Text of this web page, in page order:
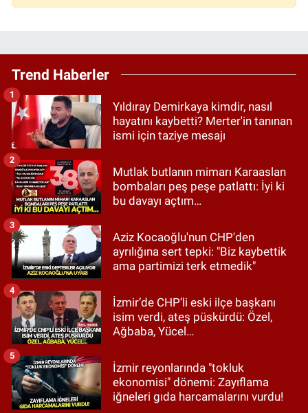
Trend Haberler
Yıldıray Demirkaya kimdir, nasıl
hayatını kaybetti? Merter'in tanınan
ismi için taziye mesajı
1
Mutlak butlanın mimarı Karaaslan
bombaları peş peşe patlattı: İyi ki
bu davayı açtım…
2
Aziz Kocaoğlu'nun CHP'den
ayrılığına sert tepki: "Biz kaybettik
ama partimizi terk etmedik"
3
İzmir’de CHP’li eski ilçe başkanı
isim verdi, ateş püskürdü: Özel,
Ağbaba, Yücel…
4
İzmir reyonlarında "tokluk
ekonomisi" dönemi: Zayıflama
iğneleri gıda harcamalarını vurdu!
5